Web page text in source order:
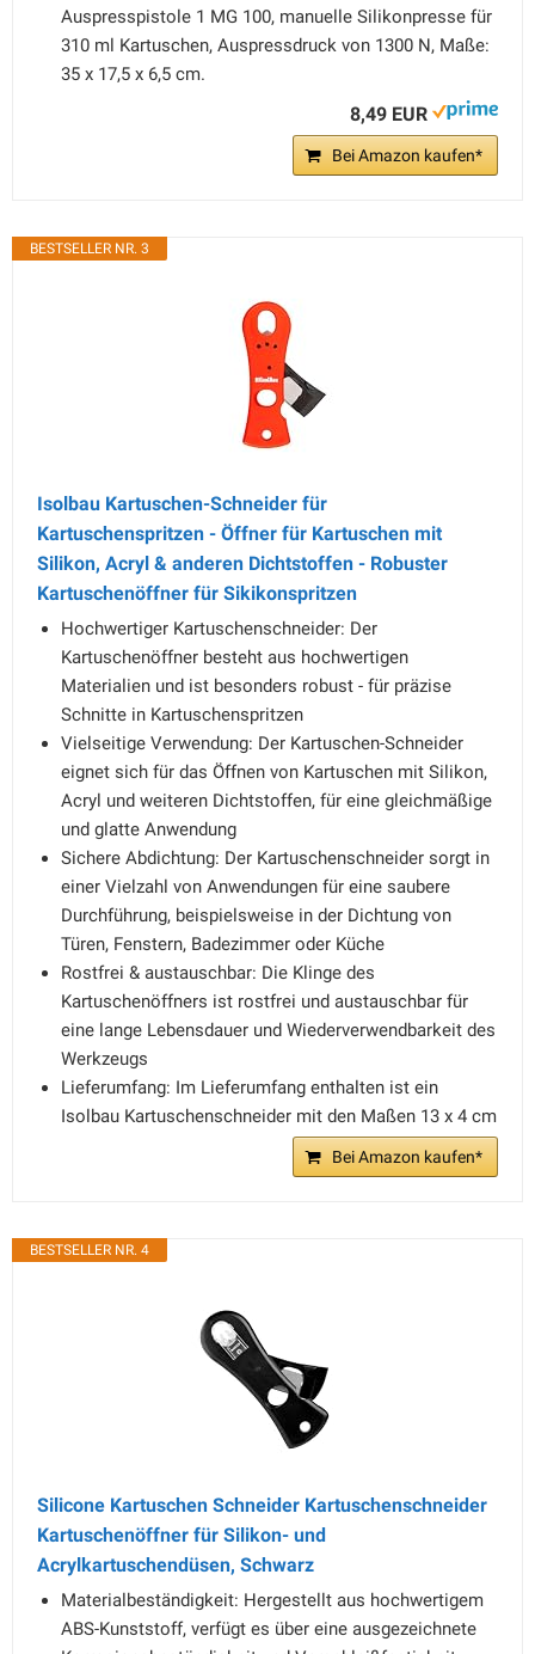
Auspresspistole 1 MG 100, manuelle Silikonpresse für
310 ml Kartuschen, Auspressdruck von 1300 N, Maße:
35 x 17,5 x 6,5 cm.
8,49 EUR
Bei Amazon kaufen*
BESTSELLER NR. 3
Isolbau Kartuschen-Schneider für
Kartuschenspritzen - Öffner für Kartuschen mit
Silikon, Acryl & anderen Dichtstoffen - Robuster
Kartuschenöffner für Sikikonspritzen
Hochwertiger Kartuschenschneider: Der
Kartuschenöffner besteht aus hochwertigen
Materialien und ist besonders robust - für präzise
Schnitte in Kartuschenspritzen
Vielseitige Verwendung: Der Kartuschen-Schneider
eignet sich für das Öffnen von Kartuschen mit Silikon,
Acryl und weiteren Dichtstoffen, für eine gleichmäßige
und glatte Anwendung
Sichere Abdichtung: Der Kartuschenschneider sorgt in
einer Vielzahl von Anwendungen für eine saubere
Durchführung, beispielsweise in der Dichtung von
Türen, Fenstern, Badezimmer oder Küche
Rostfrei & austauschbar: Die Klinge des
Kartuschenöffners ist rostfrei und austauschbar für
eine lange Lebensdauer und Wiederverwendbarkeit des
Werkzeugs
Lieferumfang: Im Lieferumfang enthalten ist ein
Isolbau Kartuschenschneider mit den Maßen 13 x 4 cm
Bei Amazon kaufen*
BESTSELLER NR. 4
Silicone Kartuschen Schneider Kartuschenschneider
Kartuschenöffner für Silikon- und
Acrylkartuschendüsen, Schwarz
Materialbeständigkeit: Hergestellt aus hochwertigem
ABS-Kunststoff, verfügt es über eine ausgezeichnete